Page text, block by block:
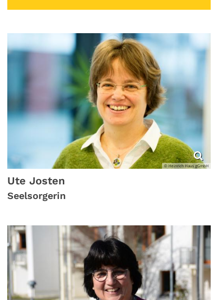
© Heinrich Haus gGmbH
Ute Josten
Seelsorgerin